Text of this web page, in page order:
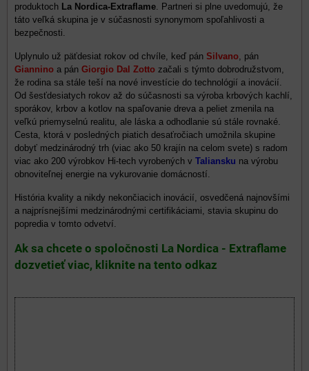
produktoch La Nordica-Extraflame . Partneri si plne uvedomujú, že
táto veľká skupina je v súčasnosti synonymom spoľahlivosti a
bezpečnosti.
Uplynulo už päťdesiat rokov od chvíle, keď pán Silvano , pán
Giannino a pán Giorgio Dal Zotto začali s týmto dobrodružstvom,
že rodina sa stále teší na nové investície do technológií a inovácií.
Od šesťdesiatych rokov až do súčasnosti sa výroba krbových kachlí,
sporákov, krbov a kotlov na spaľovanie dreva a peliet zmenila na
veľkú priemyselnú realitu, ale láska a odhodlanie sú stále rovnaké.
Cesta, ktorá v posledných piatich desaťročiach umožnila skupine
dobyť medzinárodný trh (viac ako 50 krajín na celom svete) s radom
viac ako 200 výrobkov Hi-tech vyrobených v Taliansku na výrobu
obnoviteľnej energie na vykurovanie domácností.
História kvality a nikdy nekončiacich inovácií, osvedčená najnovšími
a najprísnejšími medzinárodnými certifikáciami, stavia skupinu do
popredia v tomto odvetví.
Ak sa chcete o spoločnosti La Nordica - Extraflame
dozvetieť viac, kliknite na tento odkaz